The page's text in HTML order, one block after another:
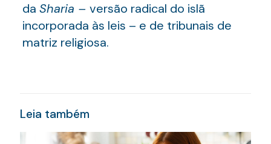
da Sharia – versão radical do islã
incorporada às leis – e de tribunais de
matriz religiosa.
Leia também